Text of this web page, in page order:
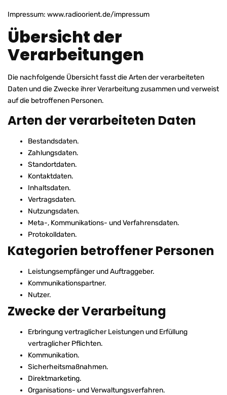
Impressum: www.radioorient.de/impressum
Übersicht der
Verarbeitungen
Die nachfolgende Übersicht fasst die Arten der verarbeiteten
Daten und die Zwecke ihrer Verarbeitung zusammen und verweist
auf die betroffenen Personen.
Arten der verarbeiteten Daten
Bestandsdaten.
Zahlungsdaten.
Standortdaten.
Kontaktdaten.
Inhaltsdaten.
Vertragsdaten.
Nutzungsdaten.
Meta-, Kommunikations- und Verfahrensdaten.
Protokolldaten.
Kategorien betroffener Personen
Leistungsempfänger und Auftraggeber.
Kommunikationspartner.
Nutzer.
Zwecke der Verarbeitung
Erbringung vertraglicher Leistungen und Erfüllung
vertraglicher Pflichten.
Kommunikation.
Sicherheitsmaßnahmen.
Direktmarketing.
Organisations- und Verwaltungsverfahren.